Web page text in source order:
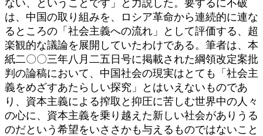
ない、ということです」と力説した。要するに不破
は、中国の取り組みを、ロシア革命から連続的に連な
るところの「社会主義への流れ」として評価する、超
楽観的な議論を展開していたわけである。筆者は、本
紙二〇〇三年八月二五日号に掲載された綱領改定案批
判の論稿において、中国社会の現実はとても「社会主
義をめざすあたらしい探究」とはいえないものであ
り、資本主義による搾取と抑圧に苦しむ世界中の人々
の心に、資本主義を乗り越えた新しい社会がありうる
のだという希望をいささかも与えるものではないこと